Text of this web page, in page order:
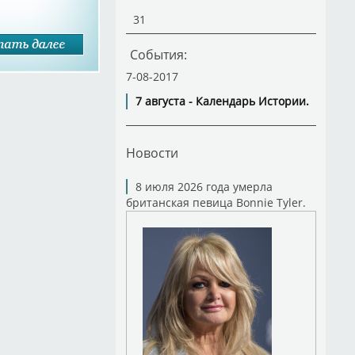
31
События:
7-08-2017
7 августа - Календарь Истории.
Новости
8 июля 2026 года умерла
британская певица Bonnie Tyler.